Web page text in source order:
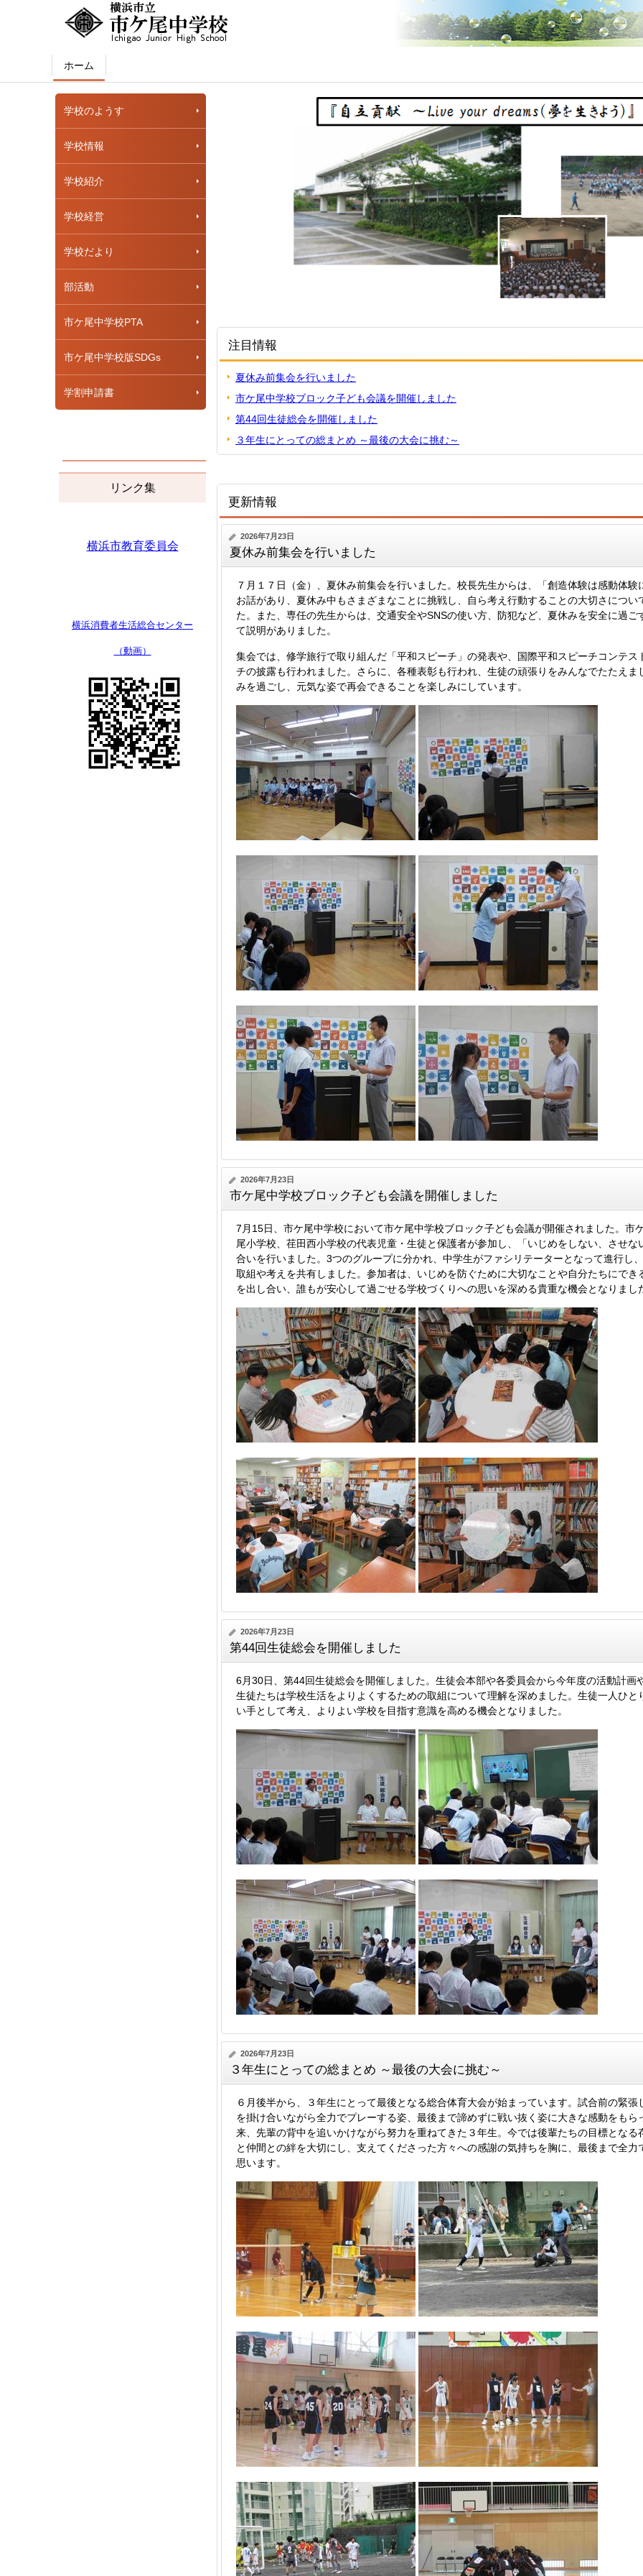
ホーム
学校のようす
学校情報
学校紹介
学校経営
学校だより
部活動
市ケ尾中学校PTA
市ケ尾中学校版SDGs
学割申請書
リンク集
横浜市教育委員会
横浜消費者生活総合センター
（動画）
注目情報
夏休み前集会を行いました
市ケ尾中学校ブロック子ども会議を開催しました
第44回生徒総会を開催しました
３年生にとっての総まとめ ～最後の大会に挑む～
更新情報
2026年7月23日
夏休み前集会を行いました
７月１７日（金）、夏休み前集会を行いました。校長先生からは、「創造体験は感動体験
お話があり、夏休み中もさまざまなことに挑戦し、自ら考え行動することの大切さについ
た。また、専任の先生からは、交通安全やSNSの使い方、防犯など、夏休みを安全に過ご
て説明がありました。
集会では、修学旅行で取り組んだ「平和スピーチ」の発表や、国際平和スピーチコンテス
チの披露も行われました。さらに、各種表彰も行われ、生徒の頑張りをみんなでたたえま
みを過ごし、元気な姿で再会できることを楽しみにしています。
2026年7月23日
市ケ尾中学校ブロック子ども会議を開催しました
7月15日、市ケ尾中学校において市ケ尾中学校ブロック子ども会議が開催されました。市
尾小学校、荏田西小学校の代表児童・生徒と保護者が参加し、「いじめをしない、させな
合いを行いました。3つのグループに分かれ、中学生がファシリテーターとなって進行し
取組や考えを共有しました。参加者は、いじめを防ぐために大切なことや自分たちにでき
を出し合い、誰もが安心して過ごせる学校づくりへの思いを深める貴重な機会となりまし
2026年7月23日
第44回生徒総会を開催しました
6月30日、第44回生徒総会を開催しました。生徒会本部や各委員会から今年度の活動計画
生徒たちは学校生活をよりよくするための取組について理解を深めました。生徒一人ひと
い手として考え、よりよい学校を目指す意識を高める機会となりました。
2026年7月23日
３年生にとっての総まとめ ～最後の大会に挑む～
６月後半から、３年生にとって最後となる総合体育大会が始まっています。試合前の緊張
を掛け合いながら全力でプレーする姿、最後まで諦めずに戦い抜く姿に大きな感動をもら
来、先輩の背中を追いかけながら努力を重ねてきた３年生。今では後輩たちの目標となる
と仲間との絆を大切にし、支えてくださった方々への感謝の気持ちを胸に、最後まで全力
思います。